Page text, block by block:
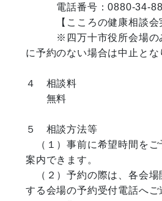
電話番号：0880-34-
【こころの健康相談会実
※四万十市役所会場のみ
に予約のない場合は中止とな
４　相談料
無料
５　相談方法等
（１）事前に希望時間をご
案内できます。
（２）予約の際は、各会場
する会場の予約受付電話へご